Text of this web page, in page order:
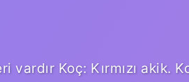
Koç: Kırmızı akik.